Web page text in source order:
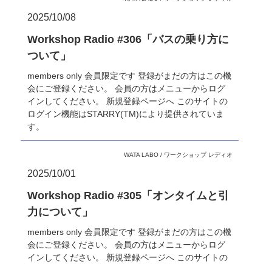
2025/10/08
Workshop Radio #306「バスの乗り方に
ついて」
members only 会員限定です 登録がまだの方はこの機
会にご登録ください。 会員の方はメニューからログ
インしてください。 新規登録ページへ このサイトの
ログイン機能はSTARRY(TM)により提供されていま
す。
WATA LABO/ ワークショップ レディオ
2025/10/01
Workshop Radio #305「オンタイムと引
力について」
members only 会員限定です 登録がまだの方はこの機
会にご登録ください。 会員の方はメニューからログ
インしてください。 新規登録ページへ このサイトの